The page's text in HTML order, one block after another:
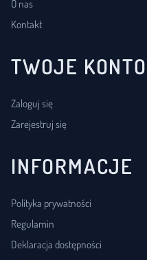
O nas
Kontakt
TWOJE KONTO
Zaloguj się
Zarejestruj się
INFORMACJE
Polityka prywatności
Regulamin
Deklaracja dostępności